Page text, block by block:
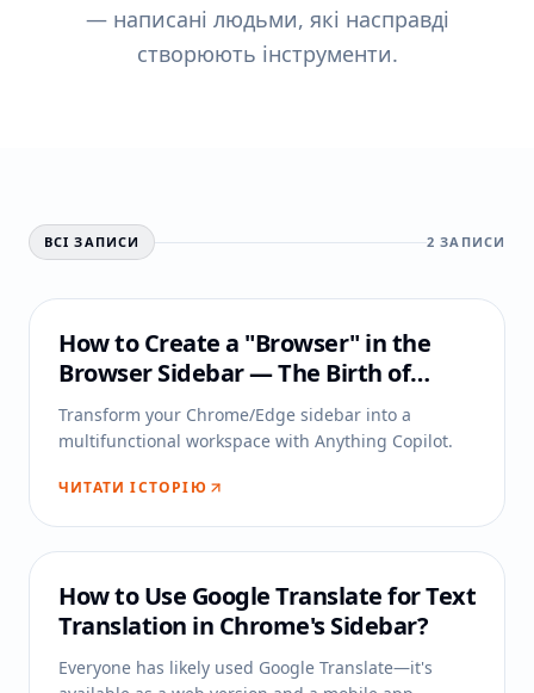
— написані людьми, які насправді
створюють інструменти.
ВСІ ЗАПИСИ 2 ЗАПИСИ
How to Create a "Browser" in the
Browser Sidebar — The Birth of
Anything Copilot
Transform your Chrome/Edge sidebar into a
multifunctional workspace with Anything Copilot.
ЧИТАТИ ІСТОРІЮ
How to Use Google Translate for Text
Translation in Chrome's Sidebar?
Everyone has likely used Google Translate—it's